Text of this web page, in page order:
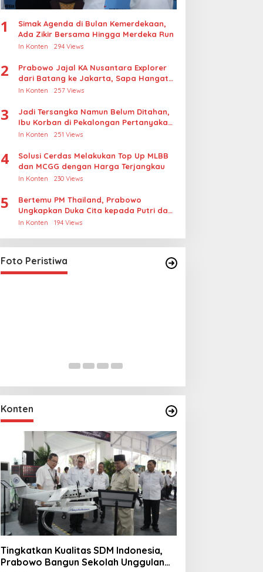
1
Simak Agenda di Bulan Kemerdekaan,
Ada Zikir Bersama Hingga Merdeka Run
In Konten 294 Views
2
Prabowo Jajal KA Nusantara Explorer
dari Batang ke Jakarta, Sapa Hangat
Warga
In Konten 257 Views
3
Jadi Tersangka Namun Belum Ditahan,
Ibu Korban di Pekalongan Pertanyakan
Keseriusan Polisi Tangani Kasus
In Konten 251 Views
4
Solusi Cerdas Melakukan Top Up MLBB
dan MCGG dengan Harga Terjangkau
In Konten 230 Views
5
Bertemu PM Thailand, Prabowo
Ungkapkan Duka Cita kepada Putri dan
Selamat Ulang Tahun ke Raja Thailand
In Konten 194 Views
Foto Peristiwa
Gabungan dan Penembakan
Senjata Khusus TNI
In Foto Peristiwa |
Konten
Tingkatkan Kualitas SDM Indonesia,
Prabowo Bangun Sekolah Unggulan